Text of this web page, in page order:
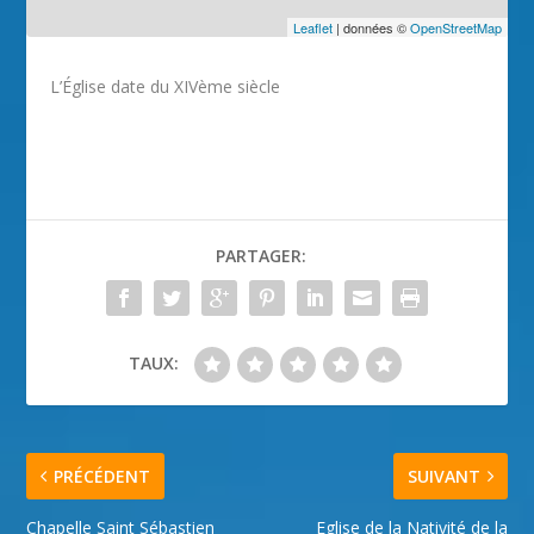
Leaflet| données ©OpenStreetMap
L’Église date du XIVème siècle
PARTAGER:
TAUX:
PRÉCÉDENT
Chapelle Saint Sébastien
SUIVANT
Eglise de la Nativité de la